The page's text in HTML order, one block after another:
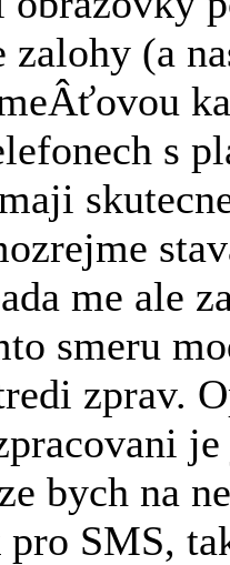
zalohy (a
s
me ale
smeru
zprav.
bych na
pro SMS,